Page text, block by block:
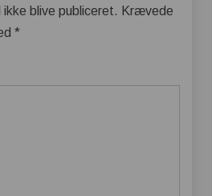
ikke blive publiceret. Krævede
*